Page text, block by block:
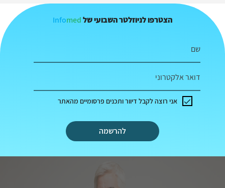
הצטרפו לניוזלטר השבועי של Infomed
שם
דואר אלקטרוני
להרשמה
אני רוצה לקבל דיוור ותכנים פרסומיים מהאתר